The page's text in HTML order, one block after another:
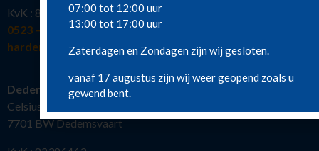
KvK : 82386463
0523 – 216 777
hardenberg@moerwijkverhuur.nl
Dedemsvaart
Celsiusstraat 19
7701 BW Dedemsvaart
07:00 tot 12:00 uur
13:00 tot 17:00 uur
Zaterdagen en Zondagen zijn wij gesloten.
vanaf 17 augustus zijn wij weer geopend zoals u
gewend bent.